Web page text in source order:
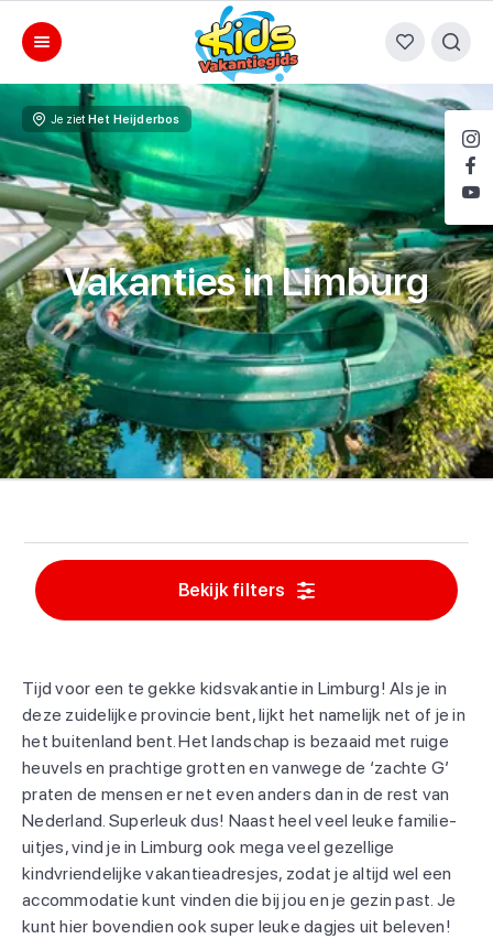
Vakanties in Limburg
Je ziet Het Heijderbos
Bekijk filters
Tijd voor een te gekke kidsvakantie in Limburg! Als je in
deze zuidelijke provincie bent, lijkt het namelijk net of je in
het buitenland bent. Het landschap is bezaaid met ruige
heuvels en prachtige grotten en vanwege de ‘zachte G’
praten de mensen er net even anders dan in de rest van
Nederland. Superleuk dus! Naast heel veel leuke familie-
uitjes, vind je in Limburg ook mega veel gezellige
kindvriendelijke vakantieadresjes, zodat je altijd wel een
accommodatie kunt vinden die bij jou en je gezin past. Je
kunt hier bovendien ook super leuke dagjes uit beleven!